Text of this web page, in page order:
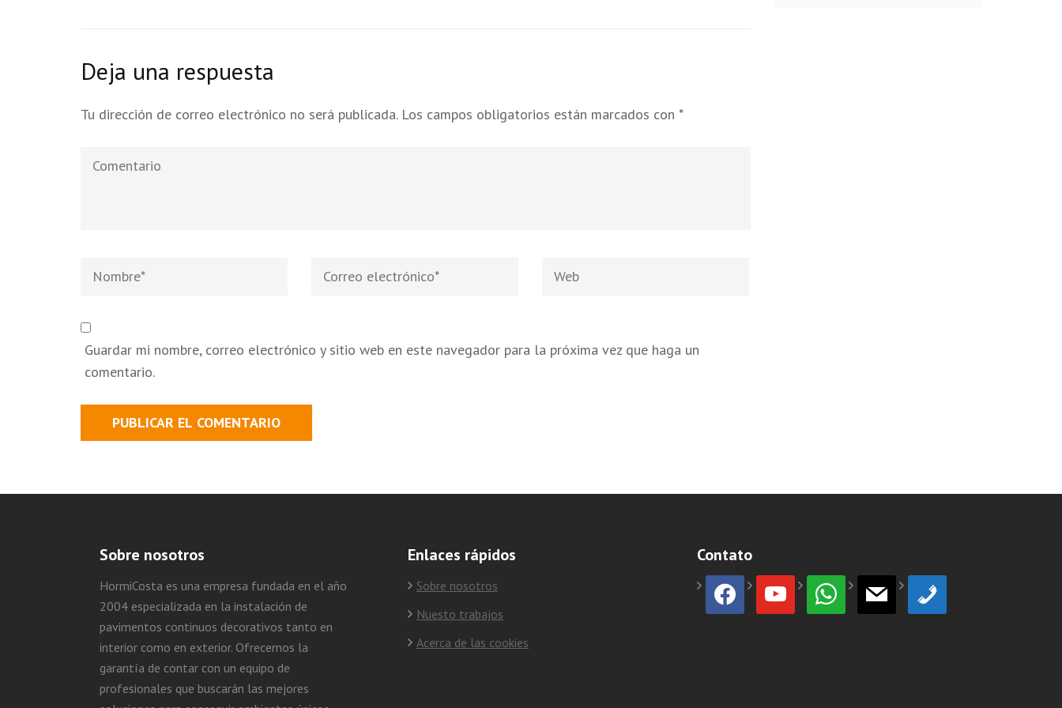
Deja una respuesta
Tu dirección de correo electrónico no será publicada. Los campos obligatorios están marcados con *
Comentario
Nombre
Correo
Web
Guardar mi nombre, correo electrónico y sitio web en este navegador para la próxima vez que haga un
comentario.
Sobre nosotros
HormiCosta es una empresa fundada en el año
2004 especializada en la instalación de
pavimentos continuos decorativos tanto en
interior como en exterior. Ofrecemos la
garantía de contar con un equipo de
profesionales que buscarán las mejores
Enlaces rápidos
Sobre nosotros
Nuesto trabajos
Acerca de las cookies
Contato
facebook youtube whatsapp mail phone